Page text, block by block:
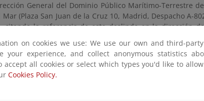
General del Dominio Público Marítimo-Terrestre
Mar (Plaza San Juan de la Cruz 10, Madrid, Despacho A-
citando la referencia de este deslinde en la dirección
de Costas de Andalucía-Mediterráneo en Málaga
deberá concertar cita con este fin, citando la
correo electrónico bzn-dcmalaga@miteco.es
on cookies we use: We use our own and third-
your experience, and collect anonymous statistics
accept all cookies or select which types you'd like to
Cookies Policy.